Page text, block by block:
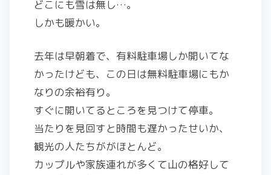
どこにも雪は無し…。
しかも暖かい。
去年は早朝着で、有料駐車場しか開いてな
かったけども、この日は無料駐車場にもか
なりの余裕有り。
すぐに開いてるところを見つけて停車。
当たりを見回すと時間も遅かったせいか、
観光の人たちががほとんど。
カップルや家族連れが多くて山の格好して